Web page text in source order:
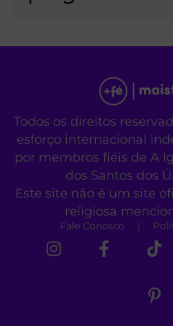
Todos os direitos
esforço internacional
por membros fiéis de A
dos Santos dos
Este site não é um site
religiosa
Fale Conosco